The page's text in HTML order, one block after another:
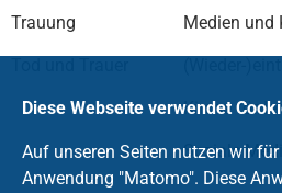
Trauung Medien und
Kirche
Soziale
Diese Webseite verwendet
Auf unseren Seiten nutzen wir
Anwendung "Matomo". Diese